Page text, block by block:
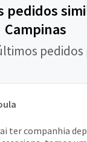
pedidos
Campinas
pedidos
ter companhia